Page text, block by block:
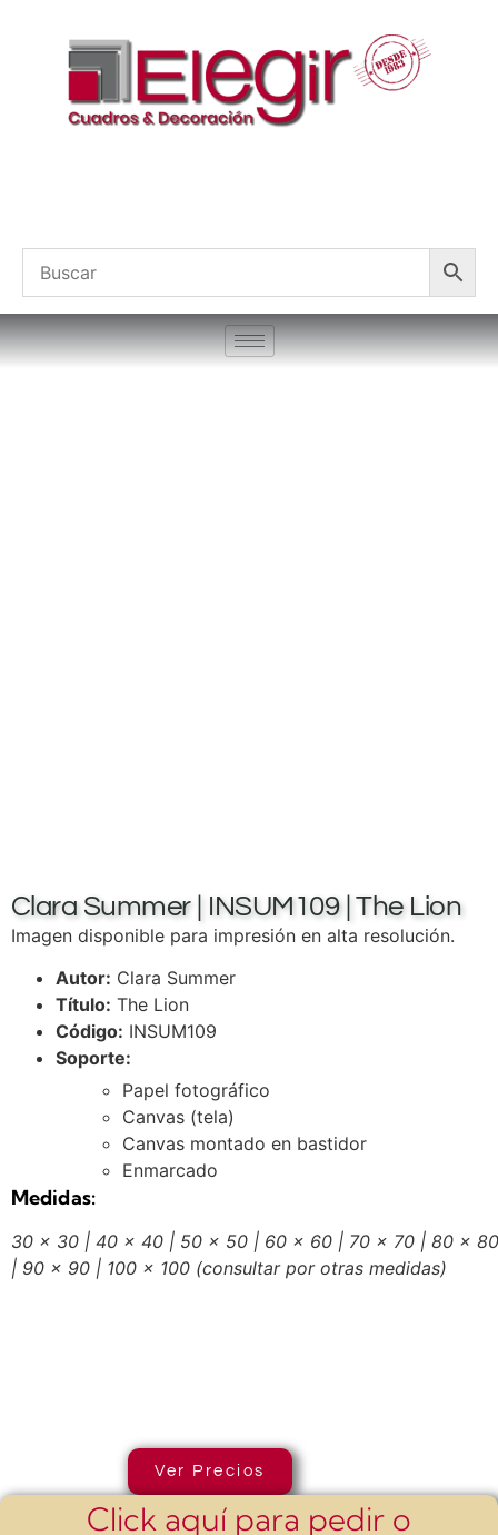
Clara Summer | INSUM109 | The Lion
Imagen disponible para impresión en alta resolución.
Autor: Clara Summer
Título: The Lion
Código: INSUM109
Soporte:
Papel fotográfico
Canvas (tela)
Canvas montado en bastidor
Enmarcado
Medidas:
30 x 30 | 40 x 40 | 50 x 50 | 60 x 60 | 70 x 70 | 80 x 80
| 90 x 90 | 100 x 100 (consultar por otras medidas)
Ver Precios
Click aquí para pedir o